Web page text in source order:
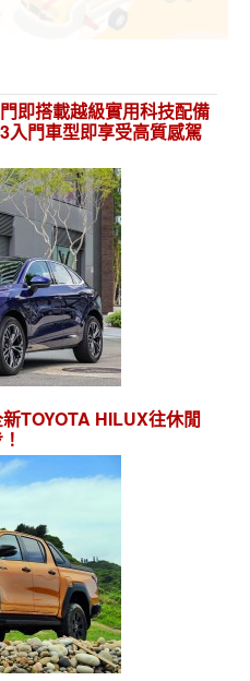
即搭載越級實用科技配備
門車型即享受高質感駕
TOYOTA HILUX往休閒